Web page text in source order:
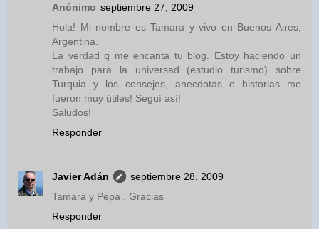
Anónimo septiembre 27, 2009
Hola! Mi nombre es Tamara y vivo en Buenos Aires,
Argentina.
La verdad q me encanta tu blog. Estoy haciendo un
trabajo para la universad (estudio turismo) sobre
Turquia y los consejos, anecdotas e historias me
fueron muy útiles! Seguí así!
Saludos!
Responder
Javier Adán
septiembre 28, 2009
Tamara y Pepa . Gracias
Responder